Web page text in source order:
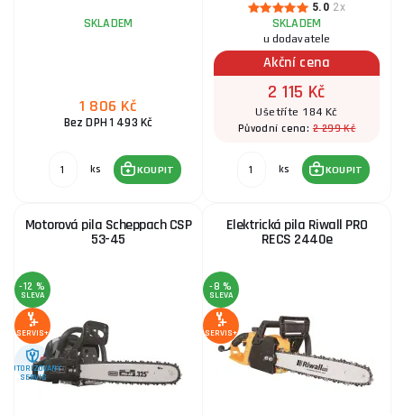
SKLADEM
1 806 Kč
Bez DPH 1 493 Kč
ks KOUPIT
5.0 2x
SKLADEM
u dodavatele
Akční cena
2 115 Kč
Ušetříte 184 Kč
Původní cena:2 299 Kč
ks KOUPIT
Motorová pila Scheppach CSP
53-45
-12 %
SLEVA
SERVIS+
AUTORIZOVANÝ
SERVIS
Elektrická pila Riwall PRO
RECS 2440e
-8 %
SLEVA
SERVIS+